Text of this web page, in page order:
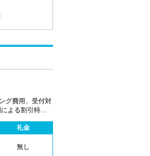
グ費用、受付対
よる割引特典
礼金
無し